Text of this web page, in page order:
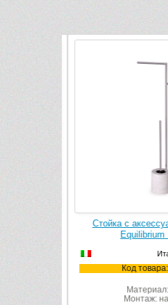
Стойка с
Equilibrium
Код товара:
Материал:
Монтаж: